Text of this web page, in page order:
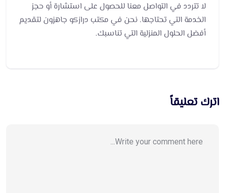
لا تتردد في التواصل معنا للحصول على استشارة أو حجز
الخدمة التي تحتاجها. نحن في مكتب درازكو جاهزون لتقديم
أفضل الحلول المنزلية التي تناسبك.
اترك تعليقاً